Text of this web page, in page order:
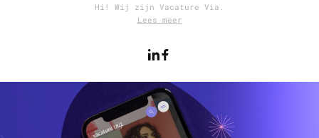
Opleidingen
Hi! Wij zijn Vacature Via.
Lees meer